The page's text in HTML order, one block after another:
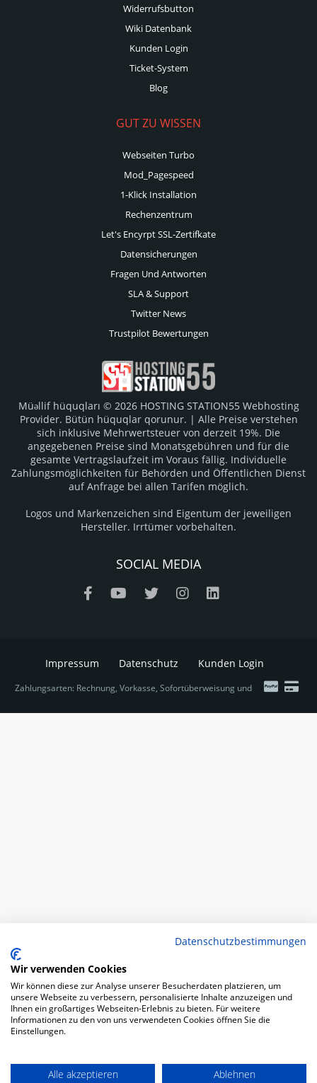
Widerrufsbutton
Wiki Datenbank
Kunden Login
Ticket-System
Blog
GUT ZU WISSEN
Webseiten Turbo
Mod_Pagespeed
1-Klick Installation
Rechenzentrum
Let's Encyrpt SSL-Zertifkate
Datensicherungen
Fragen Und Antworten
SLA & Support
Twitter News
Trustpilot Bewertungen
Müəllif hüquqları © 2026 HOSTING STATION55 Webhosting
Provider. Bütün hüquqlar qorunur. | Alle Preise verstehen
sich inklusive Mehrwertsteuer von derzeit 19%. Die
angegebenen Preise sind Monatsgebühren und für die
gesamte Vertragslaufzeit im Voraus fällig. Individuelle
Zahlungsmöglichkeiten für Behörden und Öffentlichen Dienst
auf Anfrage bei allen Tarifen möglich.
Logos und Markenzeichen sind Eigentum der jeweiligen
Hersteller. Irrtümer vorbehalten.
SOCIAL MEDIA
Impressum Datenschutz Kunden Login
Zahlungsarten: Rechnung, Vorkasse, Sofortüberweisung und
Datenschutzbestimmungen
Wir verwenden Cookies
Wir können diese zur Analyse unserer Besucherdaten platzieren, um
unsere Webseite zu verbessern, personalisierte Inhalte anzuzeigen und
Ihnen ein großartiges Webseiten-Erlebnis zu bieten. Für weitere
Informationen zu den von uns verwendeten Cookies öffnen Sie die
Einstellungen.
Alle akzeptieren Ablehnen